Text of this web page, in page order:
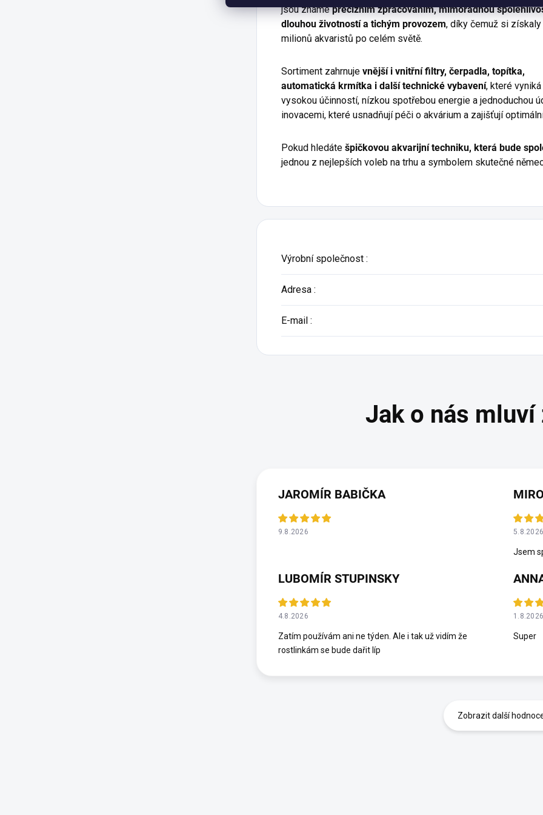
jsou známéprecizním zpracováním, mimořádnou
dlouhou životností a tichým provozem, díky čemuž si získaly
milionů akvaristů po celém světě.
Sortiment zahrnuje vnější i vnitřní filtry, čerpadla, topítka,
automatická krmítka i další technické vybavení, které vyniká
vysokou účinností, nízkou spotřebou energie a jednoduchou
inovacemi, které usnadňují péči o akvárium a zajišťují
Pokud hledáte špičkovou akvarijní techniku, která bude
jednou z nejlepších voleb na trhu a symbolem skutečné
Výrobní společnost :
Adresa :
E-mail :
JAROMÍR BABIČKA
9.8.2026
Jsem
LUBOMÍR STUPINSKY
4.8.2026
Zatím používám ani ne týden. Ale i tak už vidím že
rostlinkám se bude dařit líp
Super
Zobrazit další